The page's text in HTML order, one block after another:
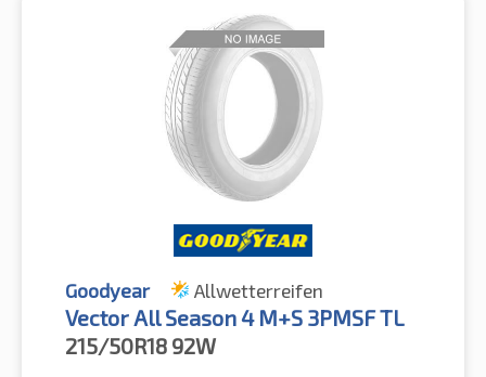
Goodyear Allwetterreifen
Vector All Season 4 M+S 3PMSF TL
215/50R18 92W